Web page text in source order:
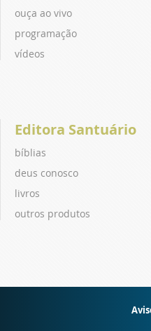
ouça ao vivo
programação
vídeos
Editora Santuário
bíblias
deus conosco
livros
outros produtos